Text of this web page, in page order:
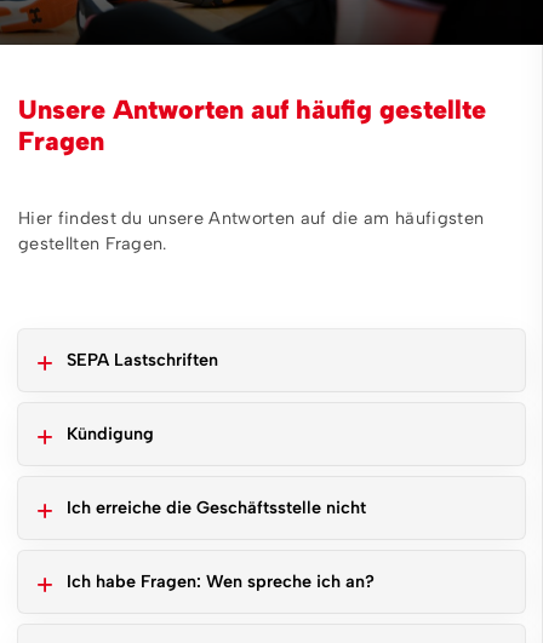
Unsere Antworten auf häufig gestellte
Fragen
Hier findest du unsere Antworten auf die am häufigsten
gestellten Fragen.
SEPA Lastschriften
Kündigung
Ich erreiche die Geschäftsstelle nicht
Ich habe Fragen: Wen spreche ich an?